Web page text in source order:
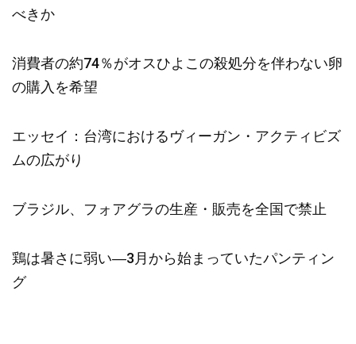
べきか
消費者の約74％がオスひよこの殺処分を伴わない卵
の購入を希望
エッセイ：台湾におけるヴィーガン・アクティビズ
ムの広がり
ブラジル、フォアグラの生産・販売を全国で禁止
鶏は暑さに弱い―3月から始まっていたパンティン
グ